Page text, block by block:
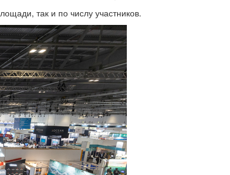
так и по числу участников.